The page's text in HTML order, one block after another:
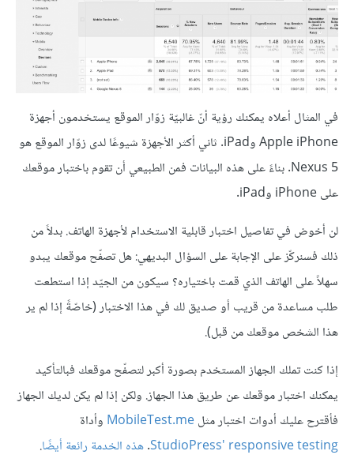
في المثال أعلاه يمكنك رؤية أنّ غالبيّة زوّار الموقع يستخدمون أجهزة
Apple iPhone وiPad. ثاني أكثر الأجهزة شيوعًا لدى زوّار الموقع هو
Nexus 5. بناءً على هذه البيانات فمن الطبيعي أن تقوم باختبار موقعك
على iPhone وiPad.
لن أخوض في تفاصيل اختبار قابلية الاستخدام لأجهزة الهاتف. بدلاً من
ذلك فسنركّز على الإجابة على السؤال البديهي: هل تصفّح موقعك يبدو
سهلاً على الهاتف الذي قمت باختياره؟ سيكون من الجيّد إذا استطعت
طلب مساعدة من قريب أو صديق لك في هذا الاختبار (خاصّةً إذا لم ير
هذا الشخص موقعك من قبل).
إذا كنت تملك الجهاز المستخدم بصورة أكبر لتصفّح موقعك فبالتأكيد
يمكنك اختبار موقعك عن طريق هذا الجهاز. ولكن إذا لم يكن لديك الجهاز
فأقترح عليك أدوات اختبار مثلMobileTest.me وأداة
StudioPress' responsive testing
.هذه الخدمة رائعة أيضًا.